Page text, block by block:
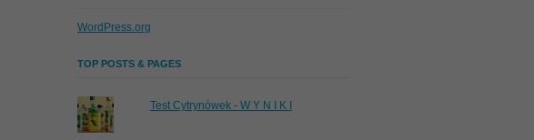
WordPress.org
TOP POSTS & PAGES
Test Cytrynówek - W Y N I K I